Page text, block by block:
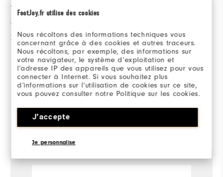
FootJoy.fr utilise des cookies
Nous récoltons des informations techniques vous
concernant grâce à des cookies et autres traceurs.
Nous récoltons, par exemple, des informations sur
votre navigateur, le système d’exploitation et
l’adresse IP des appareils que vous utilisez pour vous
connecter à Internet. Si vous souhaitez plus
d’informations sur l’utilisation de cookies sur ce site,
vous pouvez consulter notre Politique sur les cookies.
J'accepte
Je personnalise
4 Etoiles
3 Etoiles
2 Etoiles
1 Etoile
100%
des répondants
recommanderaient à un ami